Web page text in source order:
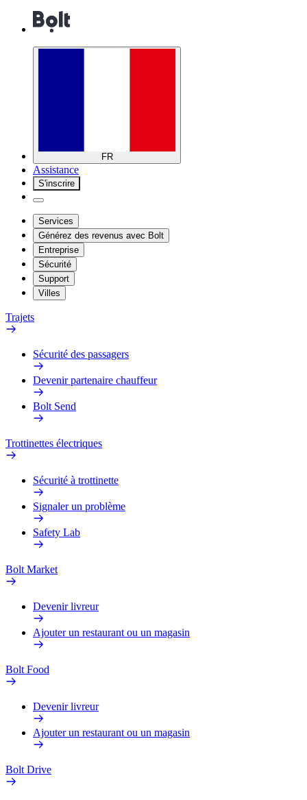
FR
Assistance
S'inscrire
Services
Générez des revenus avec Bolt
Entreprise
Sécurité
Support
Villes
Trajets
Sécurité des passagers
Devenir partenaire chauffeur
Bolt Send
Trottinettes électriques
Sécurité à trottinette
Signaler un problème
Safety Lab
Bolt Market
Devenir livreur
Ajouter un restaurant ou un magasin
Bolt Food
Devenir livreur
Ajouter un restaurant ou un magasin
Bolt Drive